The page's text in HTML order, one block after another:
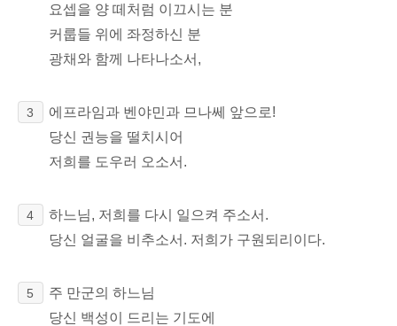
요셉을 양 떼처럼 이끄시는 분
커룹들 위에 좌정하신 분
광채와 함께 나타나소서,
3
에프라임과 벤야민과 므나쎄 앞으로!
당신 권능을 떨치시어
저희를 도우러 오소서.
4
하느님, 저희를 다시 일으켜 주소서.
당신 얼굴을 비추소서. 저희가 구원되리이다.
5
주 만군의 하느님
당신 백성이 드리는 기도에